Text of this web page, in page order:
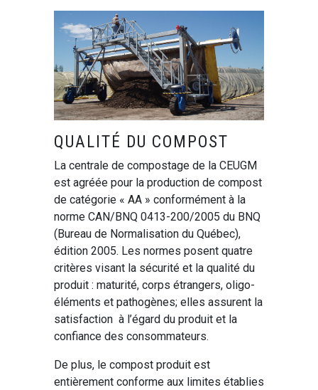
QUALITÉ DU COMPOST
La centrale de compostage de la CEUGM
est agréée pour la production de compost
de catégorie « AA » conformément à la
norme CAN/BNQ 0413-200/2005 du BNQ
(Bureau de Normalisation du Québec),
édition 2005. Les normes posent quatre
critères visant la sécurité et la qualité du
produit : maturité, corps étrangers, oligo-
éléments et pathogènes; elles assurent la
satisfaction à l’égard du produit et la
confiance des consommateurs.
De plus, le compost produit est
entièrement conforme aux limites établies